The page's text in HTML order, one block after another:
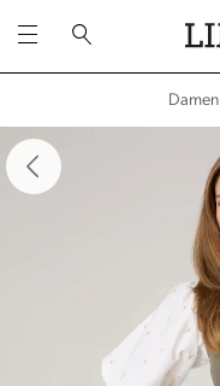
Damen
überspringen